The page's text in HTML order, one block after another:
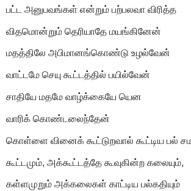
பட்ட அனுபவங்கள் என்றும் பற்பலவா விரித்த
விதமொன்றும் தெரியாதே மயங்கினேன்
மதத்திலே அபிமானங்கொண்டு உழல்வேன்
வாட்டமே செயு கூட்டத்தில் பயில்வேன்
சாதியே மதமே வாழ்க்கையே யென
வாரிக் கொண்டலைந்தேன்
கொள்ளை வினைக் கூட்டுறவால் கூட்டிய பல்
கூட்டமும், அக்கூட்டத்தே கூவுகின்ற கலையும்,
கள்ளமுறும் அக்கலைகள் காட்டிய பல்கதியும்